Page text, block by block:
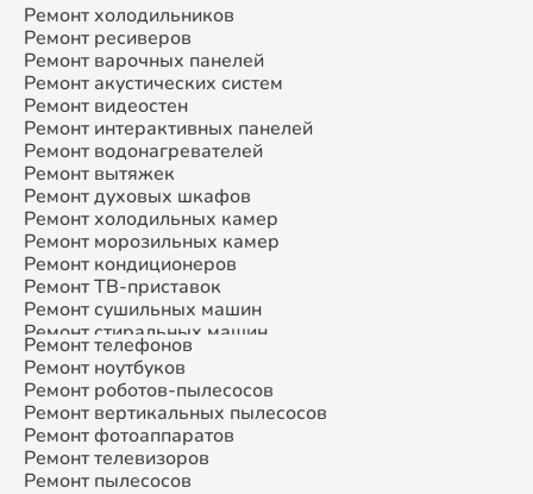
Ремонт холодильников
Ремонт ресиверов
Ремонт варочных панелей
Ремонт акустических систем
Ремонт видеостен
Ремонт интерактивных панелей
Ремонт водонагревателей
Ремонт вытяжек
Ремонт духовых шкафов
Ремонт холодильных камер
Ремонт морозильных камер
Ремонт кондиционеров
Ремонт ТВ-приставок
Ремонт сушильных машин
Ремонт стиральных машин
Ремонт микроволновых печей
Ремонт смарт-часов
Ремонт атс
Ремонт сплит-систем
Ремонт телефонов
Ремонт ноутбуков
Ремонт роботов-пылесосов
Ремонт вертикальных пылесосов
Ремонт фотоаппаратов
Ремонт телевизоров
Ремонт пылесосов